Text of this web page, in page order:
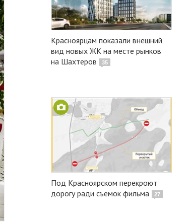
Красноярцам показали внешний
вид новых ЖК на месте рынков
на Шахтеров
35
Под Красноярском перекроют
дорогу ради съемок фильма
27